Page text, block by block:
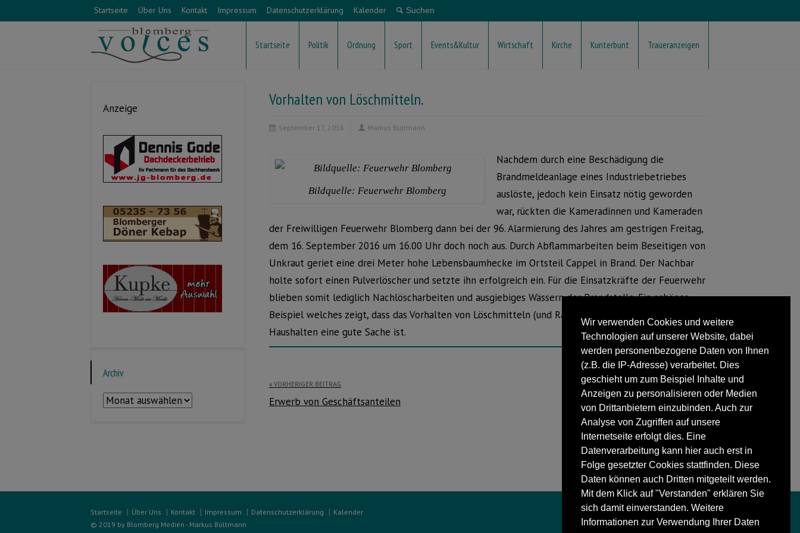
Wir verwenden Cookies und weitere
Technologien auf unserer Website, dabei
werden personenbezogene Daten von Ihnen
(z.B. die IP-Adresse) verarbeitet. Dies
geschieht um zum Beispiel Inhalte und
Anzeigen zu personalisieren oder Medien
von Drittanbietern einzubinden. Auch zur
Analyse von Zugriffen auf unsere
Internetseite erfolgt dies. Eine
Datenverarbeitung kann hier auch erst in
Folge gesetzter Cookies stattfinden. Diese
Daten können auch Dritten mitgeteilt werden.
Mit dem Klick auf "Verstanden" erklären Sie
sich damit einverstanden. Weitere
Informationen zur Verwendung Ihrer Daten
Startseite Über Uns Kontakt Impressum Datenschutzerklärung Kalender
Startseite Politik Ordnung Sport Events&Kultur Wirtschaft Kirche Kunterbunt Traueranzeigen
Vorhalten von Löschmitteln.
September 17, 2016 Markus Bültmann
Bildquelle: Feuerwehr Blomberg
Nachdem durch eine Beschädigung die
Brandmeldeanlage eines Industriebetriebes
auslöste, jedoch kein Einsatz nötig geworden
war, rückten die Kameradinnen und Kameraden
der Freiwilligen Feuerwehr Blomberg dann bei der 96. Alarmierung des Jahres am gestrigen Freitag,
dem 16. September 2016 um 16.00 Uhr doch noch aus. Durch Abflammarbeiten beim Beseitigen von
Unkraut geriet eine drei Meter hohe Lebensbaumhecke im Ortsteil Cappel in Brand. Der Nachbar
holte sofort einen Pulverlöscher und setzte ihn erfolgreich ein. Für die Einsatzkräfte der Feuerwehr
blieben somit lediglich Nachlöscharbeiten und ausgiebiges Wässern der Brandstelle. Ein schönes
Beispiel welches zeigt, dass das Vorhalten von Löschmitteln (und Rauchmeldern) auch in privaten
Haushalten eine gute Sache ist.
Beitragsnavigation
VORHERIGER BEITRAG
Erwerb von Geschäftsanteilen
NÄCHSTER BEITRAG
Lippische Industrie: Umsatzplus
Anzeige
Archiv
Archiv
Startseite Über Uns Kontakt Impressum Datenschutzerklärung
Kalender
© 2019 by Blomberg Medien - Markus Bültmann